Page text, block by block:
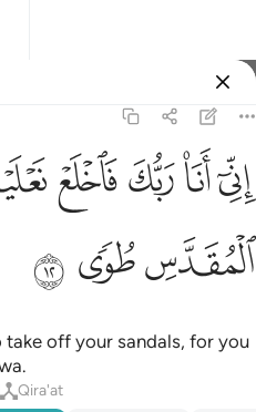
اني انا ربك
إِنِّىٓ أَنَا۠ رَبُّكَ فَٱخْلَعْ
ﲺﲻﲼﲽ
ﳁﳂ ﳃ
take off your sandals, for you
Qira'at